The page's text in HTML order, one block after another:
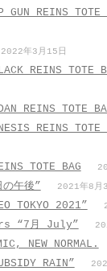
GUN REINS TOTE
2022年3月15日
REINS TOTE
REINS TOTE
REINS TOTE
TOTE BAG
午後” 2021年8月
TOKYO 2021”
“7月_July”
NEW NORMAL.
RAIN”